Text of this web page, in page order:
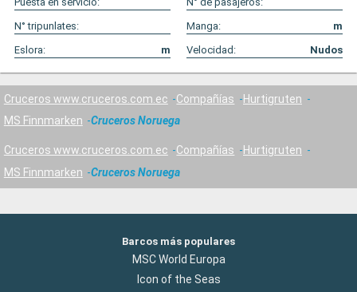
N° tripunlates:
Manga:
m
Eslora:
m Velocidad: Nudos
Cruceros www.cruceros.com.ec Compañías
Hurtigruten
MS Finnmarken
Cruceros Noruega
Cruceros www.cruceros.com.ec Compañías
Hurtigruten
MS Finnmarken
Cruceros Noruega
Barcos más populares
MSC World Europa
Icon of the Seas